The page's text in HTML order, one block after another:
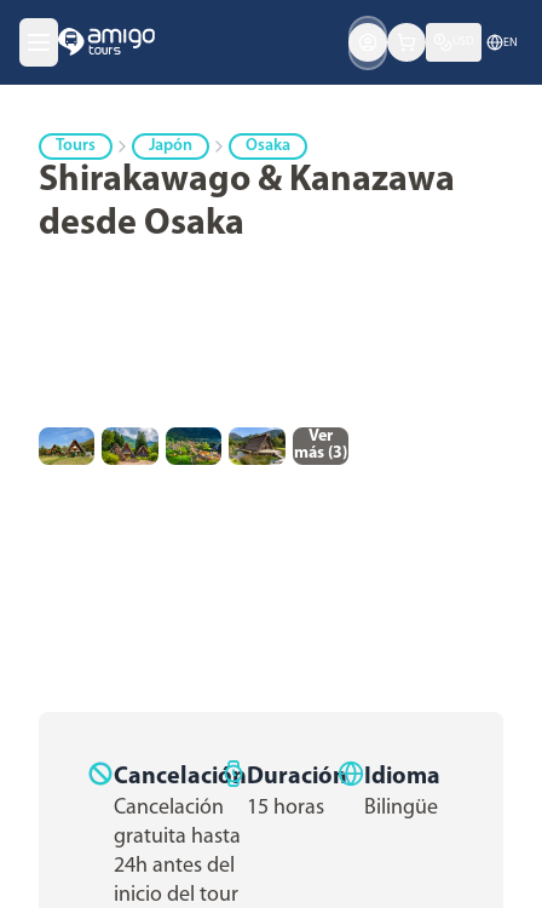
EN
Tours Japón Osaka
Shirakawago & Kanazawa
desde Osaka
Ver
más (3)
Cancelación
Cancelación
gratuita hasta
24h antes del
inicio del tour
Duración
15 horas
Idioma
Bilingüe